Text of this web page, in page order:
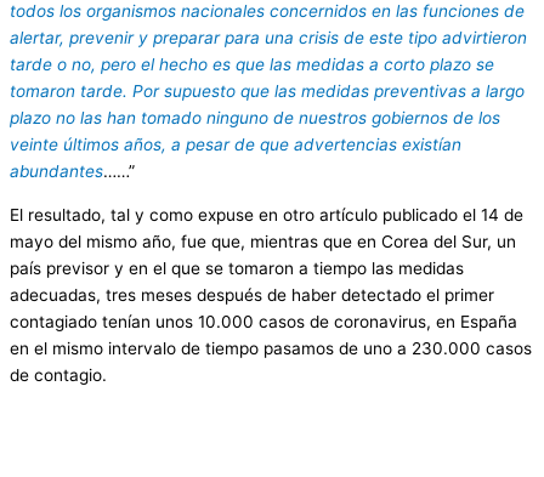
todos los organismos nacionales concernidos en las funciones de
alertar, prevenir y preparar para una crisis de este tipo advirtieron
tarde o no, pero el hecho es que las medidas a corto plazo se
tomaron tarde. Por supuesto que las medidas preventivas a largo
plazo no las han tomado ninguno de nuestros gobiernos de los
veinte últimos años, a pesar de que advertencias existían
abundantes……”
El resultado, tal y como expuse en otro artículo publicado el 14 de
mayo del mismo año, fue que, mientras que en Corea del Sur, un
país previsor y en el que se tomaron a tiempo las medidas
adecuadas, tres meses después de haber detectado el primer
contagiado tenían unos 10.000 casos de coronavirus, en España
en el mismo intervalo de tiempo pasamos de uno a 230.000 casos
de contagio.